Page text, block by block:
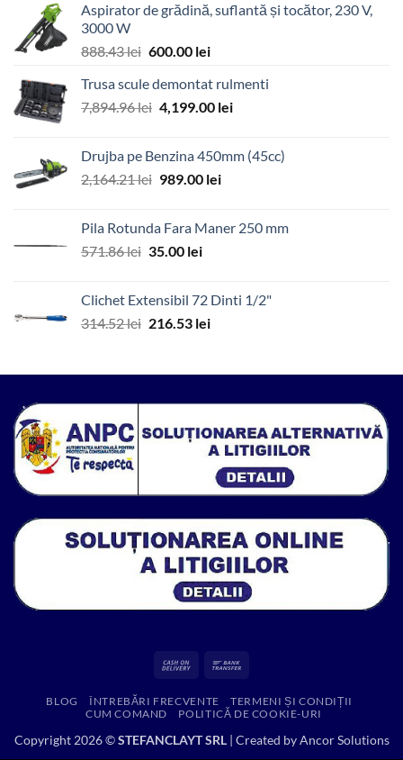
Aspirator de grădină, suflantă și tocător, 230 V,
3000 W
888.43lei Prețul
a
fost:
600.00 leiPrețul
este:
600.00 lei.
Trusa scule demontat rulmenti
7,894.96lei Prețul
fost:
7,894.96 lei.
4,199.00 leiPrețul
4,199.00 lei.
Drujba pe Benzina 450mm (45cc)
2,164.21lei Prețul
fost:
2,164.21 lei.
989.00 leiPrețul
989.00 lei.
Pila Rotunda Fara Maner 250 mm
571.86lei Prețul
fost:
571.86 lei.
35.00 leiPrețul
35.00 lei.
Clichet Extensibil 72 Dinti 1/2"
314.52lei Prețul
fost:
216.53 leiPrețul
216.53 lei.
Cash
Delivery
BLOG ÎNTREBĂRI FRECVENTE
TERMENI ȘI CONDIȚII
CUM COMAND
POLITICĂ DE COOKIE-URI
Copyright 2026 ©STEFANCLAYT SRL| Created byAncor Solutions